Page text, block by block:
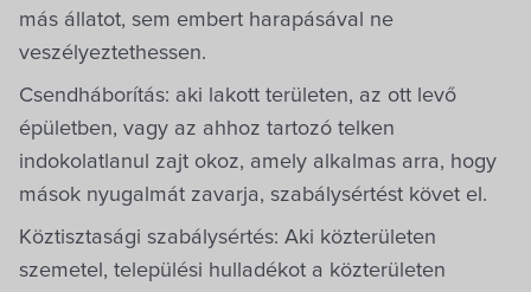
Pályázatok
Dokumentumok
más állatot, sem embert harapásával ne
veszélyeztethessen.
Csendháborítás: aki lakott területen, az ott levő
épületben, vagy az ahhoz tartozó telken
indokolatlanul zajt okoz, amely alkalmas arra, hogy
mások nyugalmát zavarja, szabálysértést követ el.
Köztisztasági szabálysértés: Aki közterületen
szemetel, települési hulladékot a közterületen